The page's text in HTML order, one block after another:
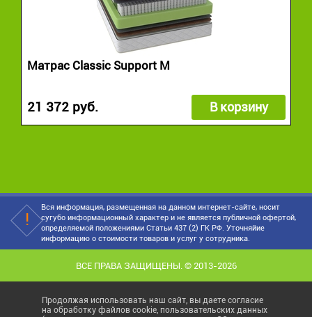
Матрас Classic Support M
21 372 руб. В корзину
Вся информация, размещенная на данном интернет-сайте, носит
сугубо информационный характер и не является публичной офертой,
определяемой положениями Статьи 437 (2) ГК РФ. Уточняйие
информацию о стоимости товаров и услуг у сотрудника.
ВСЕ ПРАВА ЗАЩИЩЕНЫ. © 2013-2026
Продолжая использовать наш сайт, вы даете согласие
на обработку файлов cookie, пользовательских данных